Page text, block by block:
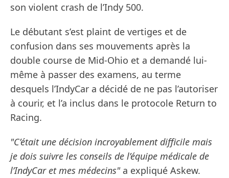
son violent crash de l’Indy 500.
Le débutant s’est plaint de vertiges et de
confusion dans ses mouvements après la
double course de Mid-Ohio et a demandé lui-
même à passer des examens, au terme
desquels l’IndyCar a décidé de ne pas l’autoriser
à courir, et l’a inclus dans le protocole Return to
Racing.
"C’était une décision incroyablement difficile mais
je dois suivre les conseils de l’équipe médicale de
l’IndyCar et mes médecins" a expliqué Askew.